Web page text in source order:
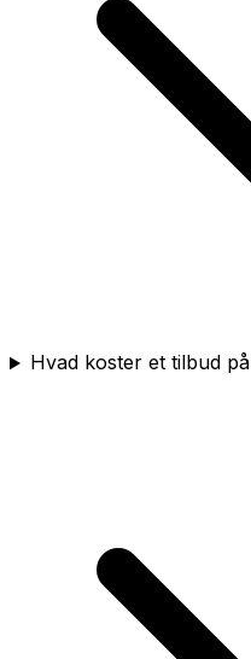
Hvad koster et tilbud